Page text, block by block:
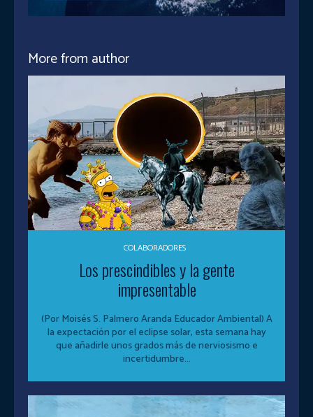
More from author
COLABORADORES
Los prescindibles y la gente
impresentable
(Por Moisés S. Palmero Aranda Educador Ambiental) A
la expectación por el eclipse solar, esta semana hay
que añadirle unos grados más de nerviosismo e
incertidumbre...